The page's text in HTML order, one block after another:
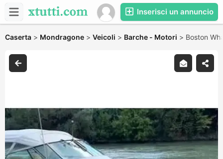
Inserisci un annuncio
Caserta > Mondragone > Veicoli > Barche - Motori > Boston